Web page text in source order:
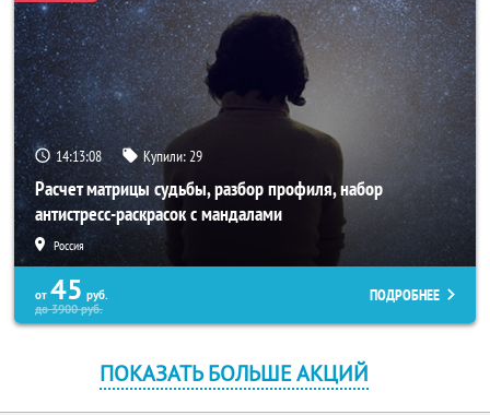
14:13:07 Купили:29
Расчет матрицы судьбы, разбор профиля, набор
антистресс-раскрасок с мандалами
Россия
от 45 руб.
до3900руб.
ПОДРОБНЕЕ
ПОКАЗАТЬ БОЛЬШЕ АКЦИЙ